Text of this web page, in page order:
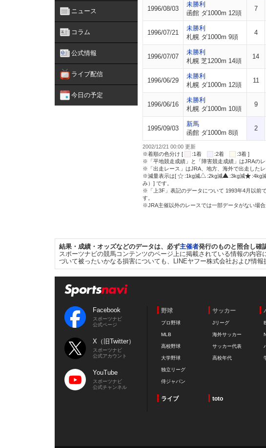
ニュース
コラム
公式情報
ライブ配信
今日の予定
1996/08/03
未勝利
函館 ダ1000m 12頭
7
1996/07/21
未勝利
札幌 ダ1000m 9頭
4
1996/07/07
未勝利
札幌 芝1200m 14頭
14
1996/06/29
未勝利
札幌 ダ1000m 12頭
11
1996/06/16
未勝利
札幌 ダ1000m 10頭
9
1995/09/03
新馬
函館 ダ1000m 8頭
2
2002/12/21 00:00 更新
※着順の色分け [
:1着 :2着
:3着 ]
※「平地競走成績」と「障害競走成績」はJRAのレ
※「出走レース」はJRA、地方、海外で出走したレ
※減量表示は[
:1kg減 :2kg減 :3kg減 :4kg
み）] です。
※「上3F」表記のデータについて 1993年4月以前
す。
※JRA主催以外のレースでは一部データがない場合
結果・成績・オッズなどのデータは、必ず主催者発行のものと照合し確
スポーツナビの競馬コンテンツのページ上に掲載されている情報の内
づいて被ったいかなる損害についても、LINEヤフー株式会社および情報
Facebook
スポーツナビ
公式ページ
X（旧Twitter）
スポーツナビ
公式アカウント
YouTube
スポーツナビ
公式チャンネル
野球
プロ野球
MLB
高校野球
大学野球
独立リーグ
侍ジャパン
サッカー
Jリーグ
海外サッカー
サッカー代表
高校年代
ライブ toto